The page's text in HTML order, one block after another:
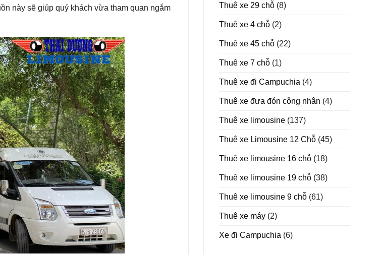
này sẽ giúp quý khách vừa tham quan ngắm
Thuê xe 29 chỗ (8)
Thuê xe 4 chỗ (2)
Thuê xe 45 chỗ (22)
Thuê xe 7 chỗ (1)
Thuê xe đi Campuchia (4)
Thuê xe đưa đón công nhân (4)
Thuê xe limousine (137)
Thuê xe Limousine 12 Chỗ (45)
Thuê xe limousine 16 chỗ (18)
Thuê xe limousine 19 chỗ (38)
Thuê xe limousine 9 chỗ (61)
Thuê xe máy (2)
Xe đi Campuchia (6)